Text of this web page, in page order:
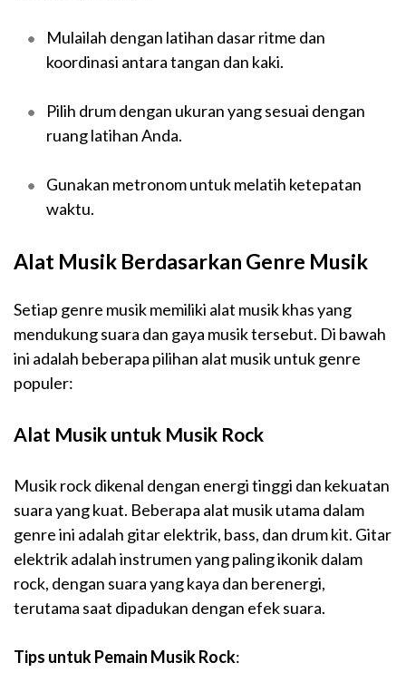
Mulailah dengan latihan dasar ritme dan
koordinasi antara tangan dan kaki.
Pilih drum dengan ukuran yang sesuai dengan
ruang latihan Anda.
Gunakan metronom untuk melatih ketepatan
waktu.
Alat Musik Berdasarkan Genre Musik
Setiap genre musik memiliki alat musik khas yang
mendukung suara dan gaya musik tersebut. Di bawah
ini adalah beberapa pilihan alat musik untuk genre
populer:
Alat Musik untuk Musik Rock
Musik rock dikenal dengan energi tinggi dan kekuatan
suara yang kuat. Beberapa alat musik utama dalam
genre ini adalah gitar elektrik, bass, dan drum kit. Gitar
elektrik adalah instrumen yang paling ikonik dalam
rock, dengan suara yang kaya dan berenergi,
terutama saat dipadukan dengan efek suara.
Tips untuk Pemain Musik Rock: